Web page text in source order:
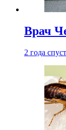
Врач
2 года